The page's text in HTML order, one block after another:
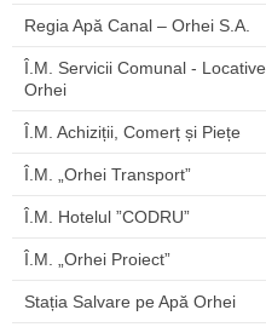
Regia Apă Canal – Orhei S.A.
Î.M. Servicii Comunal - Locative
Orhei
Î.M. Achiziții, Comerț și Piețe
Î.M. „Orhei Transport”
Î.M. Hotelul ”CODRU”
Î.M. „Orhei Proiect”
Stația Salvare pe Apă Orhei